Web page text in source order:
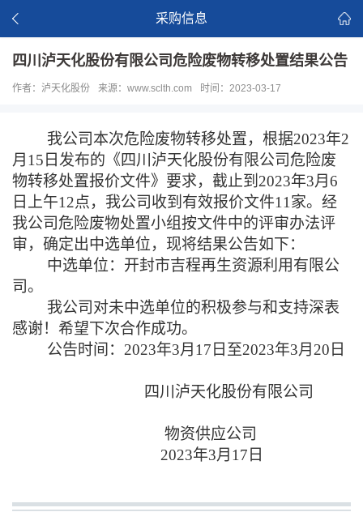
采购信息
四川泸天化股份有限公司危险废物转移处置结果公告
作者：泸天化股份 来源：www.sclth.com 时间：2023-03-17
我公司 本次危险废物转移处置，根据2023年2
月15日发布的 《四川泸天化股份有限公司危险废
物转移处置报价文件》 要求，截止到 2023年3月6
日
上午12点，我公司收到有效报价文件11家。经
我公司危险废物处置小组按文件中的评审办法评
审， 确定出中选单位，现将结果公告如下：
中选单位：开封市吉程再生资源利用有限公
司。
我公司对未中选单位的积极参与和支持深表
感谢！希望下次合作成功。
公告时间： 2023年3月17日至2023年3月20日
四川泸天化股份有限公司
物资供应公司
2023年3月1 7 日